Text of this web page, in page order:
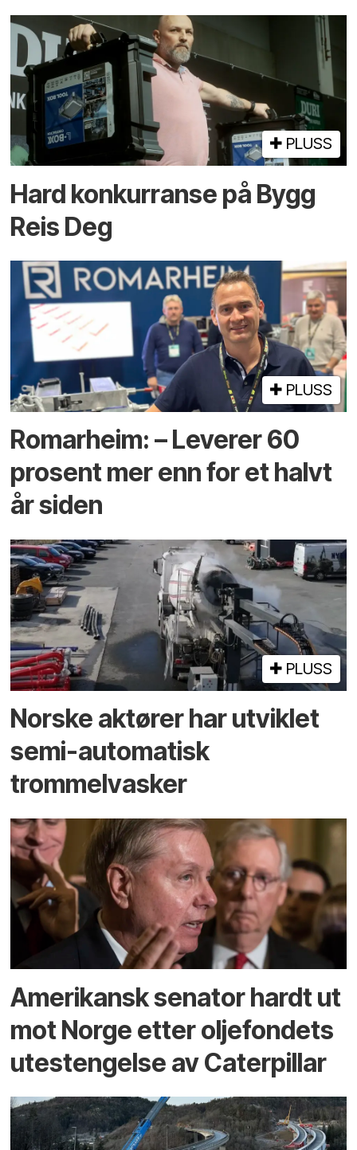
PLUSS
Hard konkurranse på Bygg
Reis Deg
PLUSS
Romarheim: – Leverer 60
prosent mer enn for et halvt
år siden
PLUSS
Norske aktører har utviklet
semi-automatisk
trommelvasker
Amerikansk senator hardt ut
mot Norge etter oljefondets
utestengelse av Caterpillar